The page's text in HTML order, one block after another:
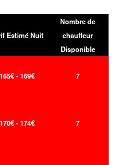
Estimé Nuit
Nombre de
chauffeur
Disponible
165€ - 169€ 7
170€ - 174€ 7